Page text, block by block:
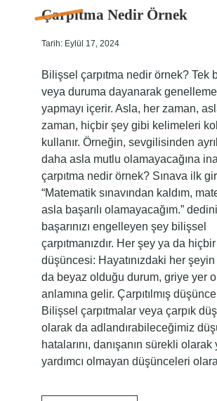
Çarpıtma Nedir Örnek
Tarih: Eylül 17, 2024
Bilişsel çarpıtma nedir örnek? Tek
veya duruma dayanarak
yapmayı içerir. Asla, her zaman,
zaman, hiçbir şey gibi kelimeleri
kullanır. Örneğin, sevgilisinden
daha asla mutlu olamayacağına
çarpıtma nedir örnek? Sınava ilk
“Matematik sınavından kaldım,
asla başarılı olamayacağım.”
başarınızı engelleyen şey bilişsel
çarpıtmanızdır. Her şey ya da
düşüncesi: Hayatınızdaki her
da beyaz olduğu durum, griye yer
anlamına gelir. Çarpıtılmış
Bilişsel çarpıtmalar veya çarpık
olarak da adlandırabileceğimiz
hatalarını, danışanın sürekli olarak
yardımcı olmayan düşünceleri